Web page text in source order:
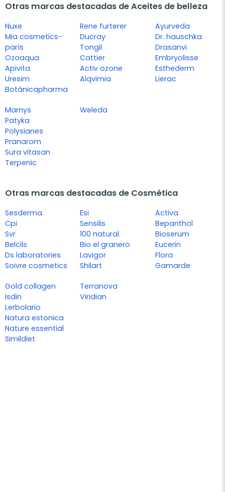
Otras marcas destacadas de Aceites de belleza
Nuxe
Mia cosmetics-
parís
Ozoaqua
Apivita
Uresim
Botánicapharma
Rene furterer
Ducray
Tongil
Cattier
Activ ozone
Alqvimia
Ayurveda
Dr. hauschka
Drasanvi
Embryolisse
Esthederm
Lierac
Marnys
Patyka
Polysianes
Pranarom
Sura vitasan
Terpenic
Weleda
Otras marcas destacadas de Cosmética
Sesderma
Cpi
Svr
Belcils
Ds laboratories
Soivre cosmetics
Esi
Sensilis
100 natural
Bio el granero
Lavigor
Shilart
Activa
Bepanthol
Bioserum
Eucerin
Flora
Gamarde
Gold collagen
Isdin
Lerbolario
Natura estonica
Nature essential
Simildiet
Terranova
Viridian